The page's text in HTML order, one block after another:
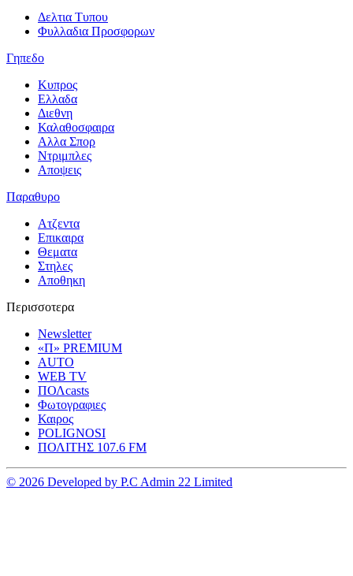
Δελτια Τυπου
Φυλλαδια Προσφορων
Γηπεδο
Κυπρος
Ελλαδα
Διεθνη
Καλαθοσφαιρα
Αλλα Σπορ
Ντριμπλες
Αποψεις
Παραθυρο
Ατζεντα
Επικαιρα
Θεματα
Στηλες
Αποθηκη
Περισσοτερα
Newsletter
«Π» PREMIUM
AUTO
WEB TV
ΠΟΛcasts
Φωτογραφιες
Καιρος
POLIGNOSI
ΠΟΛΙΤΗΣ 107.6 FM
© 2026 Developed by P.C Admin 22 Limited